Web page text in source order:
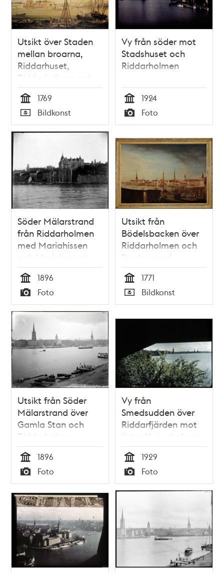
Utsikt över Staden
mellan broarna,
Riddarhuset,
Riddarholmen och
Södermalm
Tid
1769
Typ
Bildkonst
Vy från söder mot
Stadshuset och
Riddarholmen
Tid
1924
Typ
Foto
Söder Mälarstrand
från Riddarholmen
med Mariahissen
och Mariaberget
Tid
1896
Typ
Foto
Utsikt från
Bödelsbacken över
Riddarholmen och
Staden med
Storkyrkan och
Tyska kyrkan
Tid
1771
Typ
Bildkonst
Utsikt från Söder
Mälarstrand över
Gamla Stan och
Riddarholmen
Tid
1896
Typ
Foto
Vy från
Smedsudden över
Riddarfjärden mot
östra Kungsholmen
och Riddarholmen. I
fondens mitt
Stadshuset
Tid
1929
Typ
Foto